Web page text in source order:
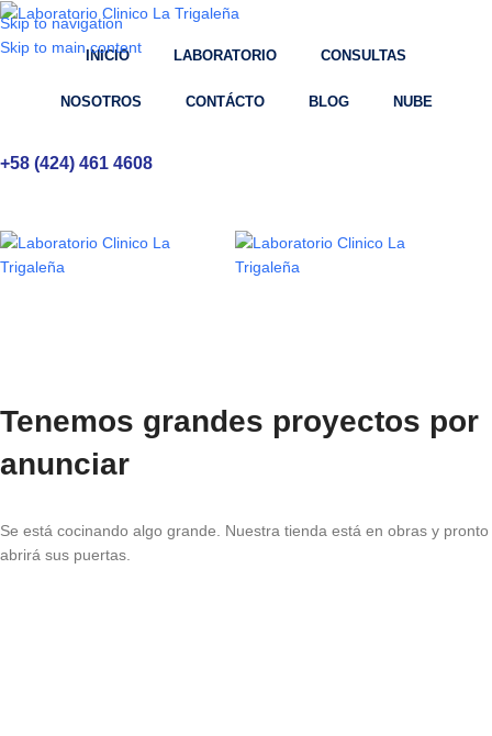
Skip to navigation
Skip to main content
INICIO LABORATORIO CONSULTAS
NOSOTROS CONTÁCTO BLOG NUBE
+58 (424) 461 4608
Tenemos grandes proyectos por
anunciar
Se está cocinando algo grande. Nuestra tienda está en obras y pronto
abrirá sus puertas.